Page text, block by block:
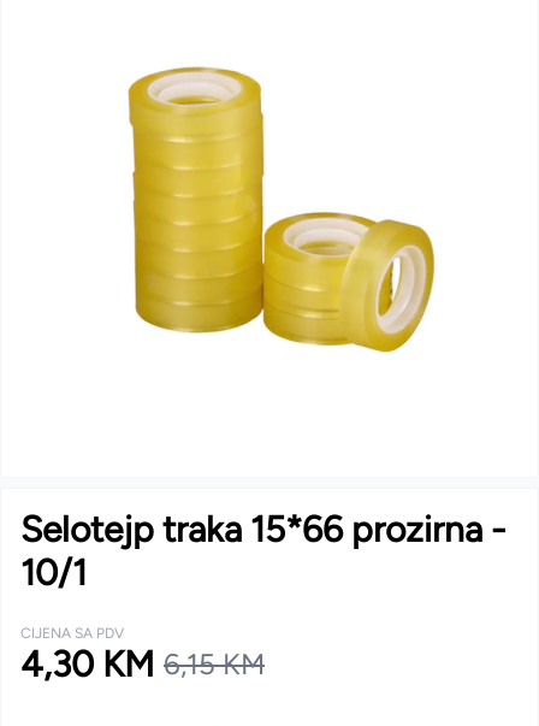
Selotejp traka 15*66 prozirna -
10/1
CIJENA SA PDV
4,30 KM 6,15 KM